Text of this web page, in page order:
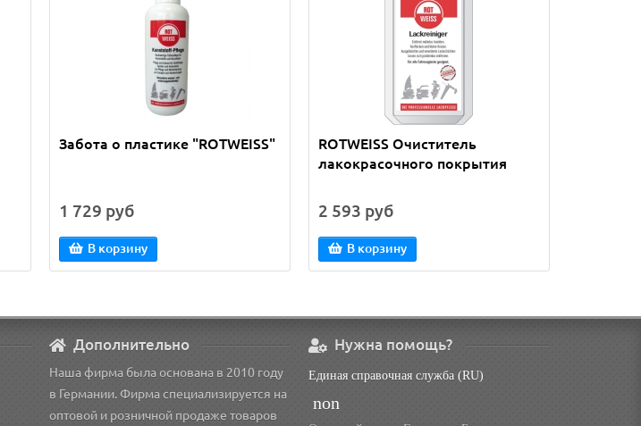
Забота о пластике "ROTWEISS"
1 729 руб
В корзину
ROTWEISS Очиститель
лакокрасочного покрытия
2 593 руб
В корзину
Дополнительно
Наша фирма была основана в 2010 году
в Германии. Фирма специализируется на
оптовой и розничной продаже товаров
Нужна помощь?
Единая справочная служба (RU)
non